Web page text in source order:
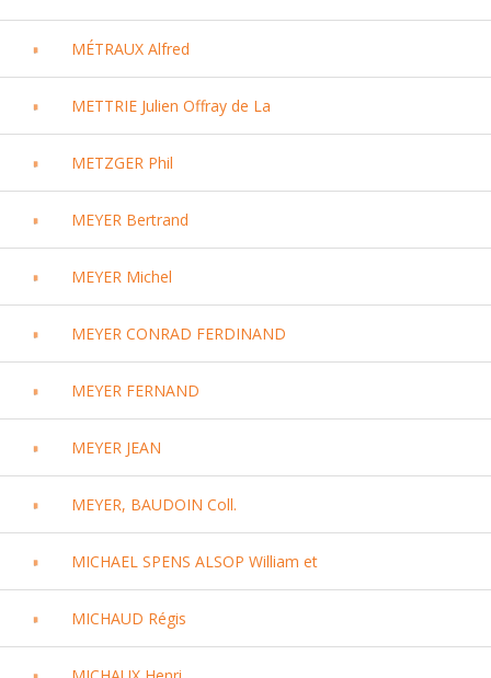
MÉTRAUX Alfred
METTRIE Julien Offray de La
METZGER Phil
MEYER Bertrand
MEYER Michel
MEYER CONRAD FERDINAND
MEYER FERNAND
MEYER JEAN
MEYER, BAUDOIN Coll.
MICHAEL SPENS ALSOP William et
MICHAUD Régis